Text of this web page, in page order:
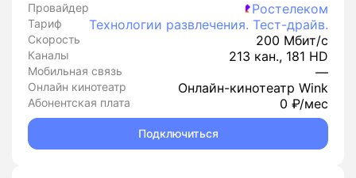
Провайдер Ростелеком
Тариф Технологии развлечения. Тест-драйв.
Скорость 200 Мбит/с
Каналы 213 кан., 181 HD
Мобильная связь —
Онлайн кинотеатр Онлайн-кинотеатр Wink
Абонентская плата 0 ₽/мес
Подключиться